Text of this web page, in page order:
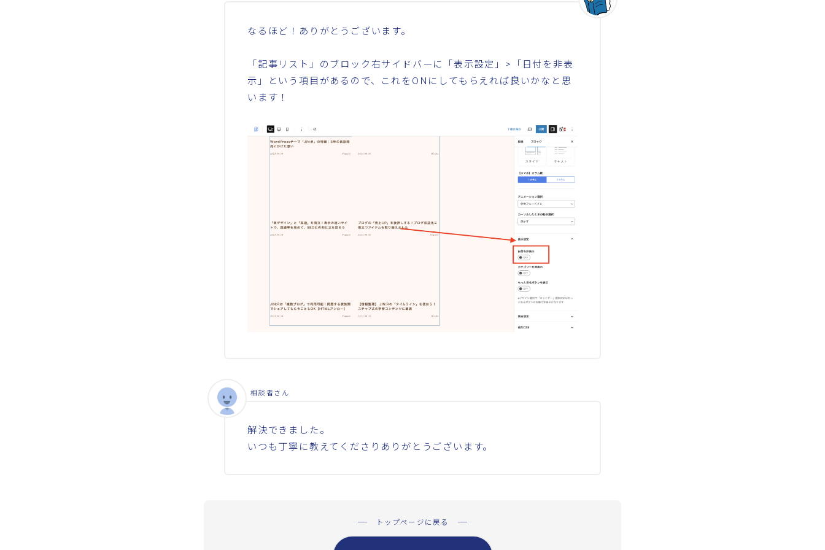
なるほど！ありがとうございます。
「記事リスト」のブロック右サイドバーに「表示設定」>「日付を非表
示」という項目があるので、これをONにしてもらえれば良いかなと思
います！
解決できました。
いつも丁寧に教えてくださりありがとうございます。
相談者さん
トップページに戻る